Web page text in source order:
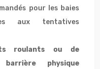
pour les baies
aux tentatives
roulants ou de
physique